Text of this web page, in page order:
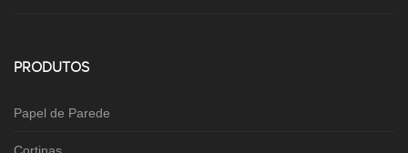
PRODUTOS
Papel de Parede